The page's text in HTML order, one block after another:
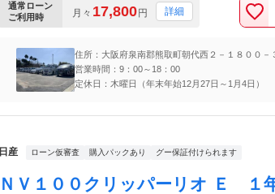
通常ローン
ご利用時
月々 17,800円 詳細
住所：大阪府泉南郡熊取町朝代西２－１８００－
営業時間：9：00～18：00
定休日：木曜日（年末年始12月27日～1月4日）
日産 ローン仮審査 購入パックあり グー保証付けられます